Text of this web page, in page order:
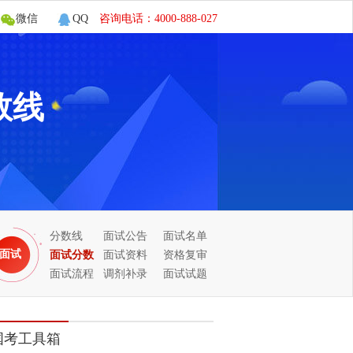
线
试
分数线 面试公告
面试名单
面试分数
面试资料
资格复审
面试流程
调剂补录 面试试题